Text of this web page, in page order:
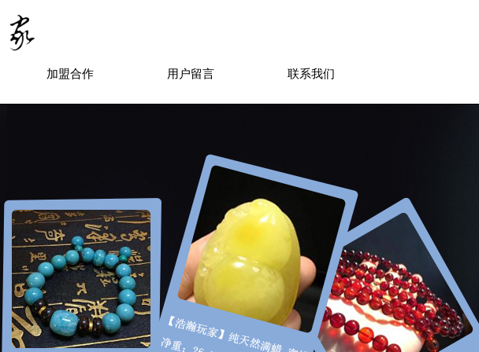
加盟合作 用户留言 联系我们